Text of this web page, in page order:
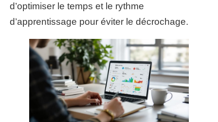
d’optimiser le temps et le rythme
d’apprentissage pour éviter le décrochage.